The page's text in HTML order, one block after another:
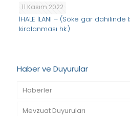
11 Kasım 2022
İHALE İLANI – (Söke gar
kiralanması hk.)
Haber ve Duyurular
Haberler
Mevzuat Duyuruları